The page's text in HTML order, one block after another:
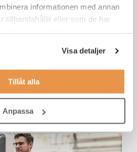
informationen med annan
tillhandahållit eller som de har
Visa detaljer
Tillåt alla
Anpassa
Försäljning / säljjobb